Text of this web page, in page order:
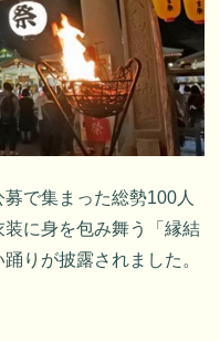
で集まった総勢100人
に身を包み舞う「縁結
りが披露されました。